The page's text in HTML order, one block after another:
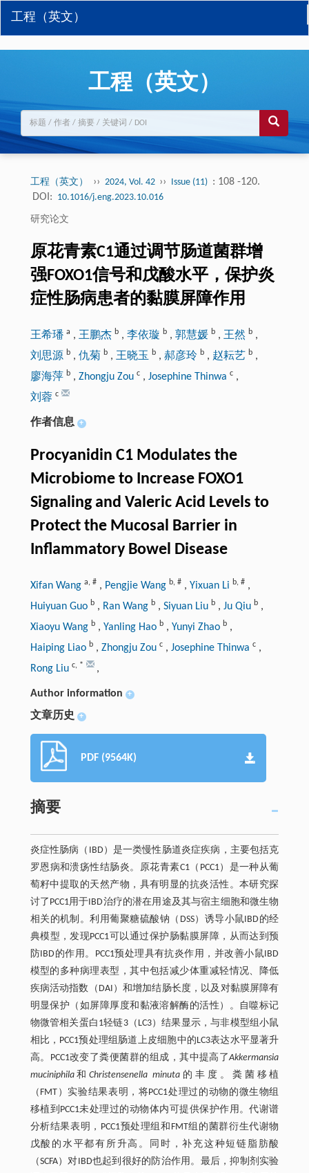
工程（英文）
工程（英文）
工程（英文） ›› 2024, Vol. 42 ›› Issue (11) : 108 -120.
DOI: 10.1016/j.eng.2023.10.016
研究论文
原花青素C1通过调节肠道菌群增
强FOXO1信号和戊酸水平，保护炎
症性肠病患者的黏膜屏障作用
王希璠 a , 王鹏杰 b, 李依璇 b, 郭慧媛 b, 王然 b,
刘思源 b, 仇菊 b, 王晓玉 b, 郝彦玲 b, 赵耘艺 b,
廖海萍 b, Zhongju Zou c, Josephine Thinwa c,
刘蓉 c
作者信息 +
Procyanidin C1 Modulates the
Microbiome to Increase FOXO1
Signaling and Valeric Acid Levels to
Protect the Mucosal Barrier in
Inflammatory Bowel Disease
Xifan Wang a, #, Pengjie Wang b, #, Yixuan Li b, #,
Huiyuan Guo b, Ran Wang b, Siyuan Liu b, Ju Qiu b,
Xiaoyu Wang b, Yanling Hao b, Yunyi Zhao b,
Haiping Liao b, Zhongju Zou c, Josephine Thinwa c,
Rong Liu c, * ,
Author information +
文章历史 +
PDF (9564K)
摘要
炎症性肠病（IBD）是一类慢性肠道炎症疾病，主要包括克
罗恩病和溃疡性结肠炎。原花青素C1（PCC1）是一种从葡
萄籽中提取的天然产物，具有明显的抗炎活性。本研究探
讨了PCC1用于IBD治疗的潜在用途及其与宿主细胞和微生物
相关的机制。利用葡聚糖硫酸钠（DSS）诱导小鼠IBD的经
典模型，发现PCC1可以通过保护肠黏膜屏障，从而达到预
防IBD的作用。PCC1预处理具有抗炎作用，并改善小鼠IBD
模型的多种病理表型，其中包括减少体重减轻情况、降低
疾病活动指数（DAI）和增加结肠长度，以及对黏膜屏障有
明显保护（如屏障厚度和黏液溶解酶的活性）。自噬标记
物微管相关蛋白1轻链3（LC3）结果显示，与非模型组小鼠
相比，PCC1预处理组肠道上皮细胞中的LC3表达水平显著升
高。PCC1改变了粪便菌群的组成，其中提高了Akkermansia
muciniphila和Christensenella minuta 的丰度。粪菌移植
（FMT）实验结果表明，将PCC1处理过的动物的微生物组
移植到PCC1未处理过的动物体内可提供保护作用。代谢谱
分析结果表明，PCC1预处理组和FMT组的菌群衍生代谢物
戊酸的水平都有所升高。同时，补充这种短链脂肪酸
（SCFA）对IBD也起到很好的防治作用。最后，抑制剂实验